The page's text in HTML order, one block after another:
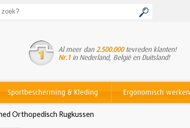
Al meer dan 2.500.000tevreden klanten!
Nr.1in Nederland, België en Duitsland!
Sportbescherming & Kleding Ergonomisch werken
Orthopedisch Rugkussen